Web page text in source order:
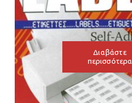
Διαβάστε
περισσότερα